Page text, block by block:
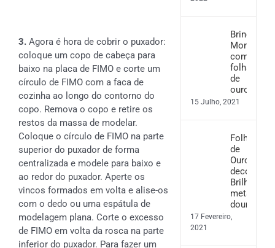
3. Agora é hora de cobrir o puxador:
coloque um copo de cabeça para
baixo na placa de FIMO e corte um
círculo de FIMO com a faca de
cozinha ao longo do contorno do
copo. Remova o copo e retire os
restos da massa de modelar.
Coloque o círculo de FIMO na parte
superior do puxador de forma
centralizada e modele para baixo e
ao redor do puxador. Aperte os
vincos formados em volta e alise-os
com o dedo ou uma espátula de
modelagem plana. Corte o excesso
de FIMO em volta da rosca na parte
inferior do puxador. Para fazer um
Brincos
Monstera
com
folha
de
ouro
15 Julho, 2021
Folha
de
Ouro
decorativo
Brilho
metálico
dourado
17 Fevereiro,
2021